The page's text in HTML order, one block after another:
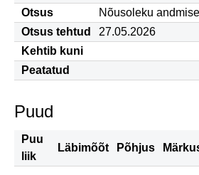
Otsus
Nõusoleku
Otsus tehtud
27.05.2026
Kehtib kuni
Peatatud
Puud
Puu
liik
Läbimõõt Põhjus